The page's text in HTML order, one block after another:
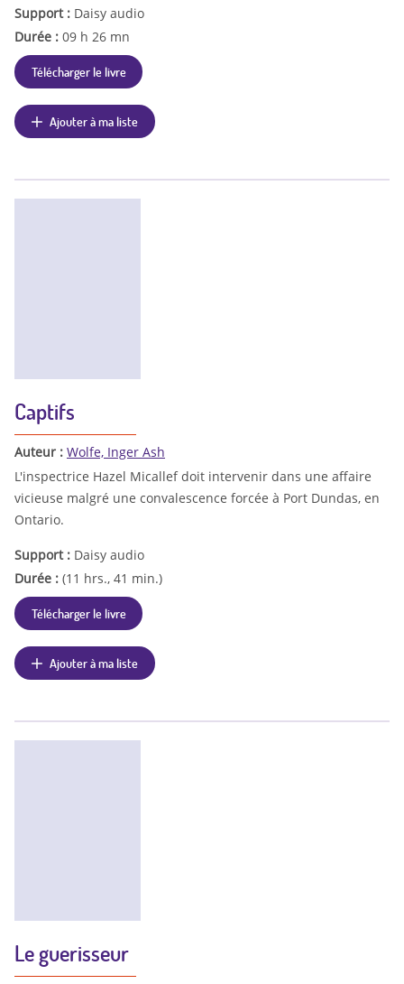
Support : Daisy audio
Durée : 09 h 26 mn
Télécharger le livre
Ajouter à ma liste
Captifs
Auteur : Wolfe, Inger Ash
L'inspectrice Hazel Micallef doit intervenir dans une affaire
vicieuse malgré une convalescence forcée à Port Dundas, en
Ontario.
Support : Daisy audio
Durée : (11 hrs., 41 min.)
Télécharger le livre
Ajouter à ma liste
Le guerisseur